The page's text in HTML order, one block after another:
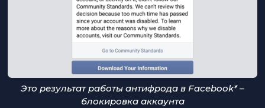
Это результат работы антифрода в Facebook* –
блокировка аккаунта